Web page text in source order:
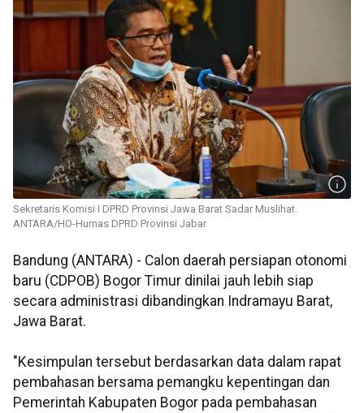
Sekretaris Komisi I DPRD Provinsi Jawa Barat Sadar Muslihat.
ANTARA/HO-Humas DPRD Provinsi Jabar
Bandung (ANTARA) - Calon daerah persiapan otonomi
baru (CDPOB) Bogor Timur dinilai jauh lebih siap
secara administrasi dibandingkan Indramayu Barat,
Jawa Barat.
"Kesimpulan tersebut berdasarkan data dalam rapat
pembahasan bersama pemangku kepentingan dan
Pemerintah Kabupaten Bogor pada pembahasan